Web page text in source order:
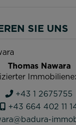
SIE UNS
Thomas Nawara
+43 1 2675755
+43 664 402 11